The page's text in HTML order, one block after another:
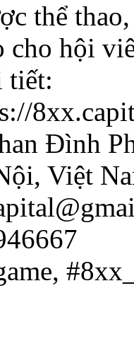
thể
cho hội
tiết:
Đình
Việt